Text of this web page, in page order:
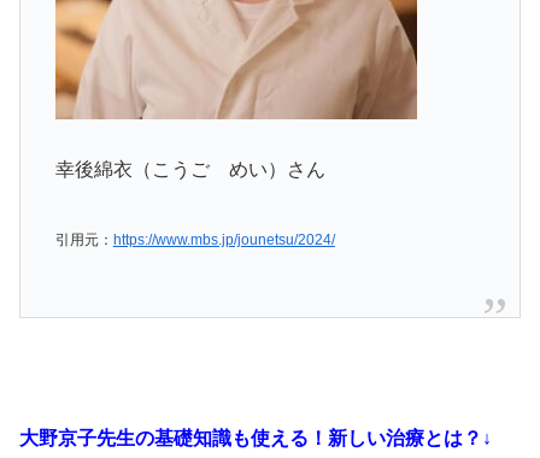
幸後綿衣（こうご めい）さん
引用元： https://www.mbs.jp/jounetsu/2024/
大野京子先生の基礎知識も使える！新しい治療とは？↓